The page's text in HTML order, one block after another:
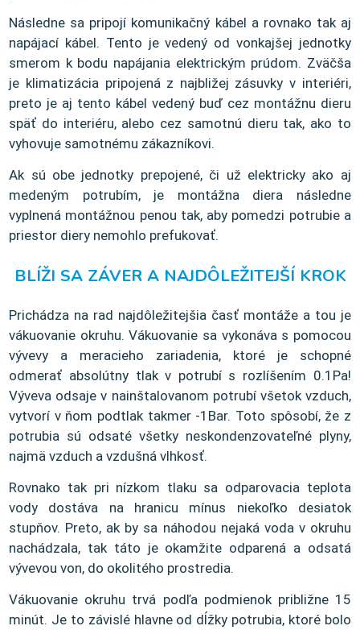
Následne sa pripojí komunikačný kábel a rovnako tak aj
napájací kábel. Tento je vedený od vonkajšej jednotky
smerom k bodu napájania elektrickým prúdom. Zväčša
je klimatizácia pripojená z najbližej zásuvky v interiéri,
preto je aj tento kábel vedený buď cez montážnu dieru
späť do interiéru, alebo cez samotnú dieru tak, ako to
vyhovuje samotnému zákazníkovi.
Ak sú obe jednotky prepojené, či už elektricky ako aj
medeným potrubím, je montážna diera následne
vyplnená montážnou penou tak, aby pomedzi potrubie a
priestor diery nemohlo prefukovať.
BLÍŽI SA ZÁVER A NAJDÔLEŽITEJŠÍ KROK
Prichádza na rad najdôležitejšia časť montáže a tou je
vákuovanie okruhu. Vákuovanie sa vykonáva s pomocou
vývevy a meracieho zariadenia, ktoré je schopné
odmerať absolútny tlak v potrubí s rozlíšením 0.1Pa!
Výveva odsaje v nainštalovanom potrubí všetok vzduch,
vytvorí v ňom podtlak takmer -1Bar. Toto spôsobí, že z
potrubia sú odsaté všetky neskondenzovateľné plyny,
najmä vzduch a vzdušná vlhkosť.
Rovnako tak pri nízkom tlaku sa odparovacia teplota
vody dostáva na hranicu mínus niekoľko desiatok
stupňov. Preto, ak by sa náhodou nejaká voda v okruhu
nachádzala, tak táto je okamžite odparená a odsatá
vývevou von, do okolitého prostredia.
Vákuovanie okruhu trvá podľa podmienok približne 15
minút. Je to závislé hlavne od dĺžky potrubia, ktoré bolo